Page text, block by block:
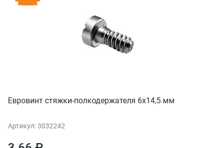
Евровинт стяжки-полкодержателя 6х14,5 мм
Артикул: 3032242